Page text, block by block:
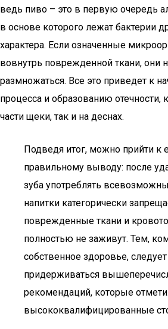
ведь пиво – это в первую очередь
в основе которого лежат бактерии
характера. Если означенные
вовнутрь поврежденной ткани, они
размножаться. Все это приведет к
процесса и образованию отечности,
части щеки, так и на деснах.
Подведя итог, можно прийти к
правильному выводу: после
зуба употреблять
напитки категорически
поврежденные ткани и
полностью не заживут. Тем,
собственное здоровье, следует
придерживаться
рекомендаций, которые
высококвалифицированные